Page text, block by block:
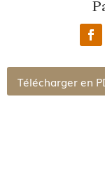
Télécharger en